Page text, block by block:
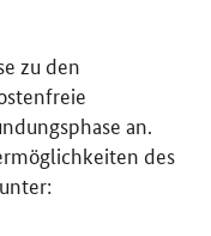
zu den
an.
des